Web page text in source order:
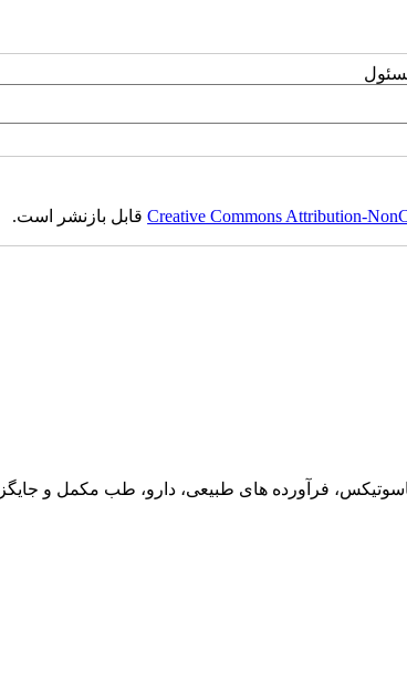
Creative Commons Attribution-قابل بازنشر است.
فرآورده های طبیعی، دارو، طب مکمل و